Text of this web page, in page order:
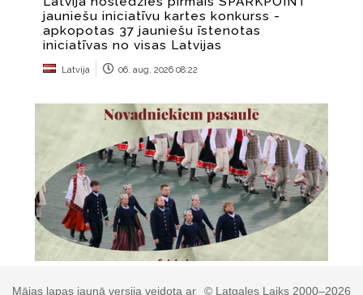
© Latgales Laiks 2000–2026
Mājas lapas jaunā versija veidota ar